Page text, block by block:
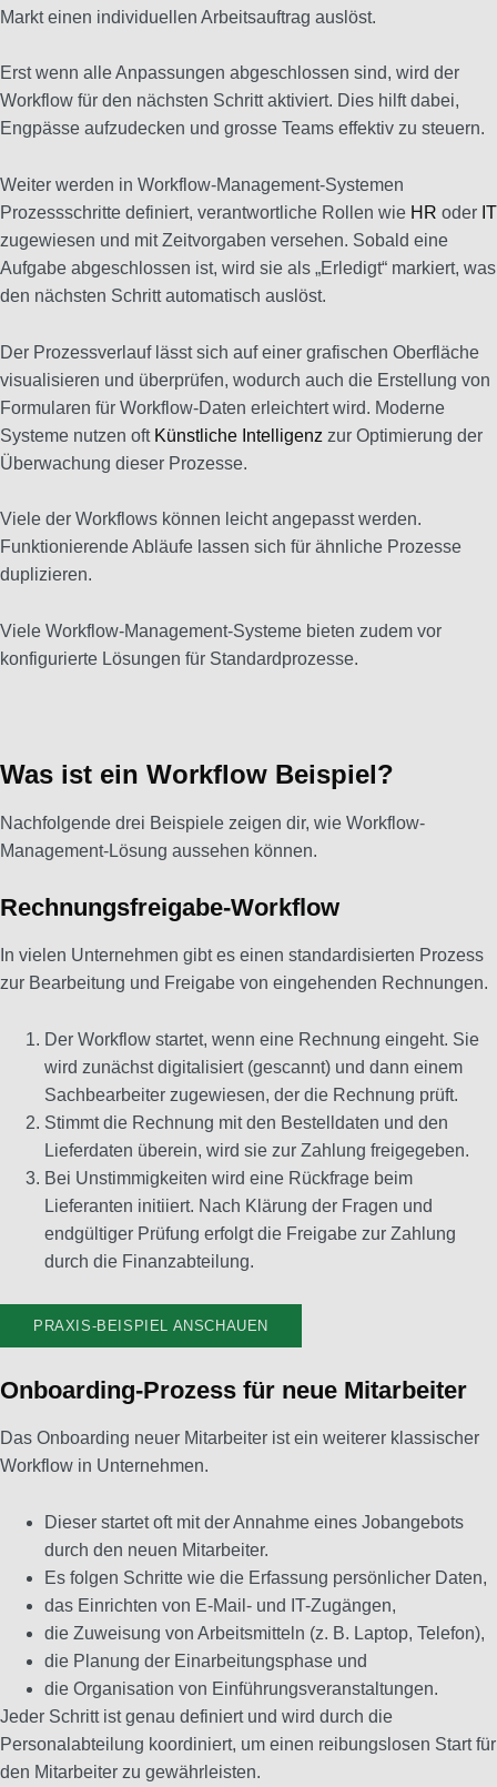
Markt einen individuellen Arbeitsauftrag auslöst.
Erst wenn alle Anpassungen abgeschlossen sind, wird der
Workflow für den nächsten Schritt aktiviert. Dies hilft dabei,
Engpässe aufzudecken und grosse Teams effektiv zu steuern.
Weiter werden in Workflow-Management-Systemen
Prozessschritte definiert, verantwortliche Rollen wie HR oder IT
zugewiesen und mit Zeitvorgaben versehen. Sobald eine
Aufgabe abgeschlossen ist, wird sie als „Erledigt“ markiert, was
den nächsten Schritt automatisch auslöst.
Der Prozessverlauf lässt sich auf einer grafischen Oberfläche
visualisieren und überprüfen, wodurch auch die Erstellung von
Formularen für Workflow-Daten erleichtert wird. Moderne
Systeme nutzen oft Künstliche Intelligenz zur Optimierung der
Überwachung dieser Prozesse.
Viele der Workflows können leicht angepasst werden.
Funktionierende Abläufe lassen sich für ähnliche Prozesse
duplizieren.
Viele Workflow-Management-Systeme bieten zudem vor
konfigurierte Lösungen für Standardprozesse.
Was ist ein Workflow Beispiel?
Nachfolgende drei Beispiele zeigen dir, wie Workflow-
Management-Lösung aussehen können.
Rechnungsfreigabe-Workflow
In vielen Unternehmen gibt es einen standardisierten Prozess
zur Bearbeitung und Freigabe von eingehenden Rechnungen.
Der Workflow startet, wenn eine Rechnung eingeht. Sie
wird zunächst digitalisiert (gescannt) und dann einem
Sachbearbeiter zugewiesen, der die Rechnung prüft.
Stimmt die Rechnung mit den Bestelldaten und den
Lieferdaten überein, wird sie zur Zahlung freigegeben.
Bei Unstimmigkeiten wird eine Rückfrage beim
Lieferanten initiiert. Nach Klärung der Fragen und
endgültiger Prüfung erfolgt die Freigabe zur Zahlung
durch die Finanzabteilung.
PRAXIS-BEISPIEL ANSCHAUEN
Onboarding-Prozess für neue Mitarbeiter
Das Onboarding neuer Mitarbeiter ist ein weiterer klassischer
Workflow in Unternehmen.
Dieser startet oft mit der Annahme eines Jobangebots
durch den neuen Mitarbeiter.
Es folgen Schritte wie die Erfassung persönlicher Daten,
das Einrichten von E-Mail- und IT-Zugängen,
die Zuweisung von Arbeitsmitteln (z. B. Laptop, Telefon),
die Planung der Einarbeitungsphase und
die Organisation von Einführungsveranstaltungen.
Jeder Schritt ist genau definiert und wird durch die
Personalabteilung koordiniert, um einen reibungslosen Start für
den Mitarbeiter zu gewährleisten.